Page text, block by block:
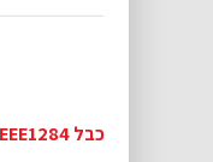
כבל DB25 IEEE1284 ז-ז 3 מטר